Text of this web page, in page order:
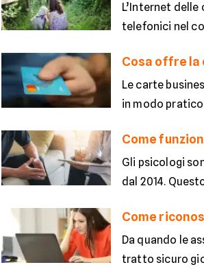
L’Internet
telefonici nel
Cosa offre la
Le carte
in modo
Come
Gli psicologi
dal 2014.
Come
Da quando le
tratto sicuro